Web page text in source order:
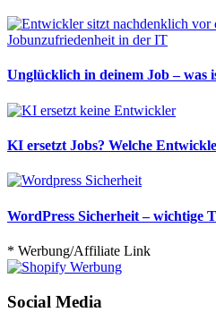
Unglücklich in deinem Job – was
KI ersetzt Jobs? Welche
WordPress Sicherheit – wichtige
* Werbung/Affiliate Link
Social Media